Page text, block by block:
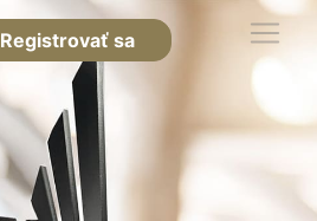
Registrovať sa